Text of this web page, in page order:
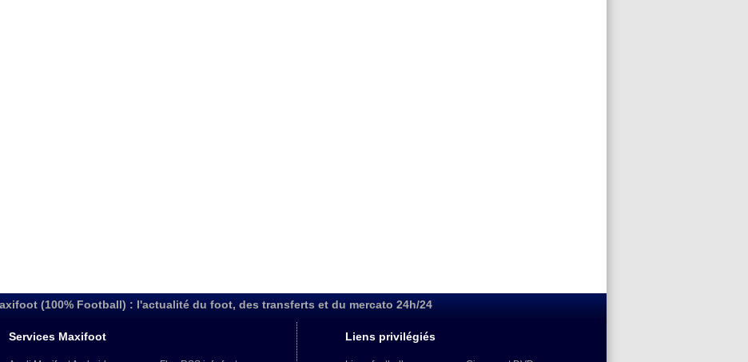
(100% Football) : l'actualité du foot, des transferts et du mercato 24h/24
Services Maxifoot Liens privilégiés